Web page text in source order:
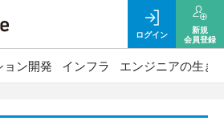
ログイン
新規
会員登録
ョン開発 インフラ エンジニアの生き